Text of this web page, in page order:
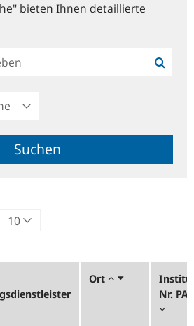
bieten Ihnen detaillierte
Suchen
Ort
Nr.